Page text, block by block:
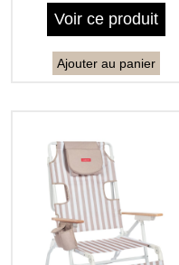
Voir ce produit
Ajouter au panier